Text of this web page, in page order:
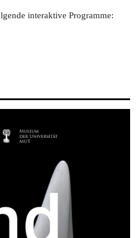
interaktive Programme: